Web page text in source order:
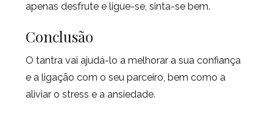
apenas desfrute e ligue-se, sinta-se bem.
Conclusão
O tantra vai ajudá-lo a melhorar a sua confiança
e a ligação com o seu parceiro, bem como a
aliviar o stress e a ansiedade.